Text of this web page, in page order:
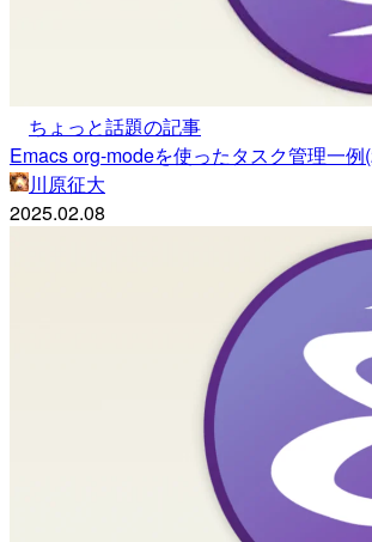
ちょっと話題の記事
Emacs org-modeを使ったタスク管理一例
川原征大
2025.02.08